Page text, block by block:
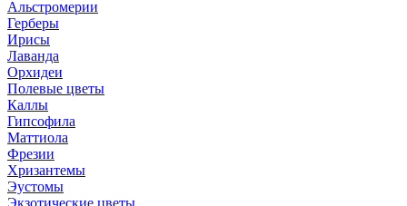
Альстромерии
Герберы
Ирисы
Лаванда
Орхидеи
Полевые цветы
Каллы
Гипсофила
Маттиола
Фрезии
Хризантемы
Эустомы
Экзотические цветы